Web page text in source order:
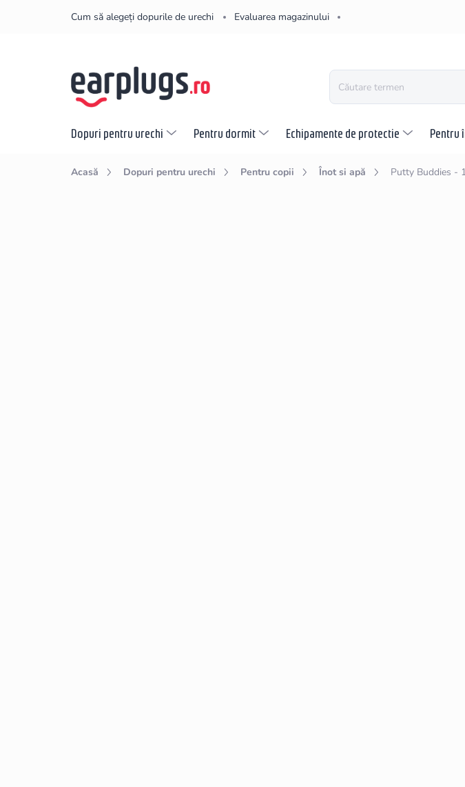
Cum să alegeți dopurile de urechi Evaluarea magazinului
Dopuri pentru urechi Pentru dormit Echipamente de protectie Pentru
Acasă Dopuri pentru urechi Pentru copii Înot si apă Putty Buddies -